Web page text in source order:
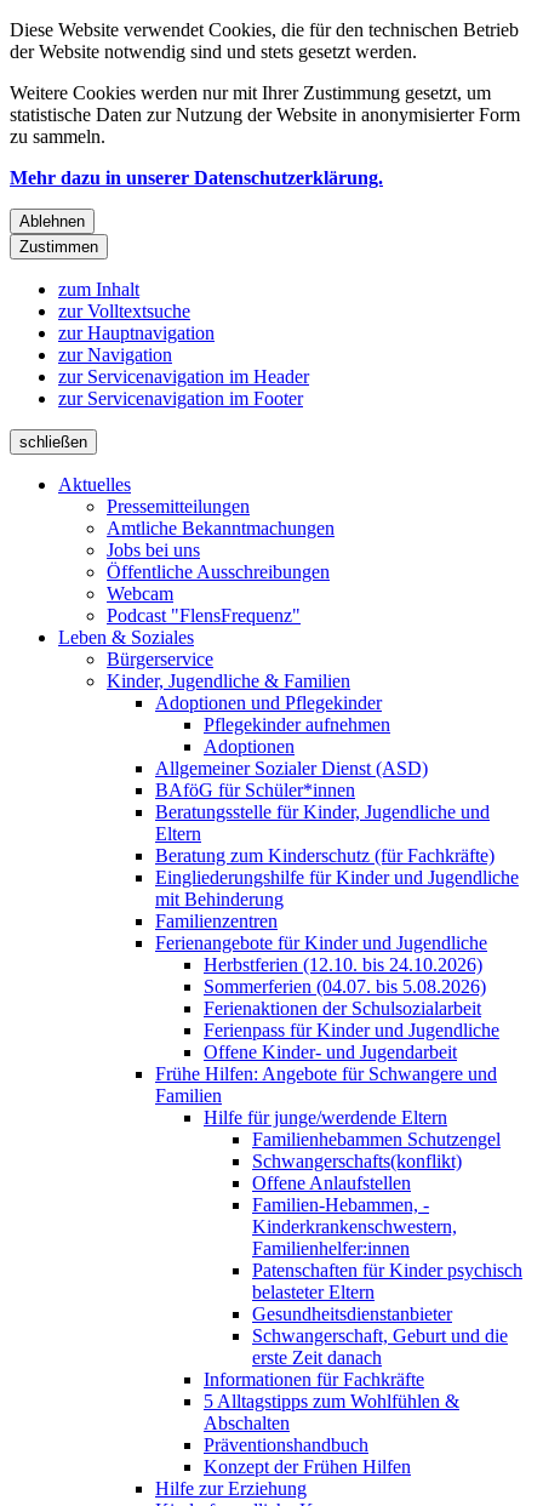
Diese Website verwendet Cookies, die für den technischen Betrieb
der Website notwendig sind und stets gesetzt werden.
Weitere Cookies werden nur mit Ihrer Zustimmung gesetzt, um
statistische Daten zur Nutzung der Website in anonymisierter Form
zu sammeln.
Mehr dazu in unserer Datenschutzerklärung.
Ablehnen
Zustimmen
zum Inhalt
zur Volltextsuche
zur Hauptnavigation
zur Navigation
zur Servicenavigation im Header
zur Servicenavigation im Footer
schließen
Aktuelles
Pressemitteilungen
Amtliche Bekanntmachungen
Jobs bei uns
Öffentliche Ausschreibungen
Webcam
Podcast "FlensFrequenz"
Leben & Soziales
Bürgerservice
Kinder, Jugendliche & Familien
Adoptionen und Pflegekinder
Pflegekinder aufnehmen
Adoptionen
Allgemeiner Sozialer Dienst (ASD)
BAföG für Schüler*innen
Beratungsstelle für Kinder, Jugendliche und
Eltern
Beratung zum Kinderschutz (für Fachkräfte)
Eingliederungshilfe für Kinder und Jugendliche
mit Behinderung
Familienzentren
Ferienangebote für Kinder und Jugendliche
Herbstferien (12.10. bis 24.10.2026)
Sommerferien (04.07. bis 5.08.2026)
Ferienaktionen der Schulsozialarbeit
Ferienpass für Kinder und Jugendliche
Offene Kinder- und Jugendarbeit
Frühe Hilfen: Angebote für Schwangere und
Familien
Hilfe für junge/werdende Eltern
Familienhebammen Schutzengel
Schwangerschafts(konflikt)
Offene Anlaufstellen
Familien-Hebammen, -
Kinderkrankenschwestern,
Familienhelfer:innen
Patenschaften für Kinder psychisch
belasteter Eltern
Gesundheitsdienstanbieter
Schwangerschaft, Geburt und die
erste Zeit danach
Informationen für Fachkräfte
5 Alltagstipps zum Wohlfühlen &
Abschalten
Präventionshandbuch
Konzept der Frühen Hilfen
Hilfe zur Erziehung